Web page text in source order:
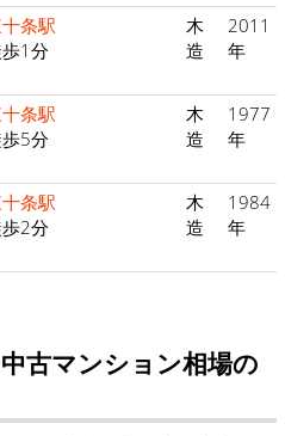
条駅
1分
木
造
2011
年
条駅
5分
木
造
1977
年
条駅
2分
木
造
1984
年
古マンション相場の